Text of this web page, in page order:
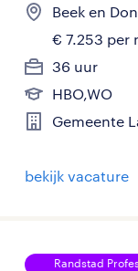
Beek en
€ 7.253 per
36 uur
HBO,WO
Gemeente
bekijk vacature
Randstad